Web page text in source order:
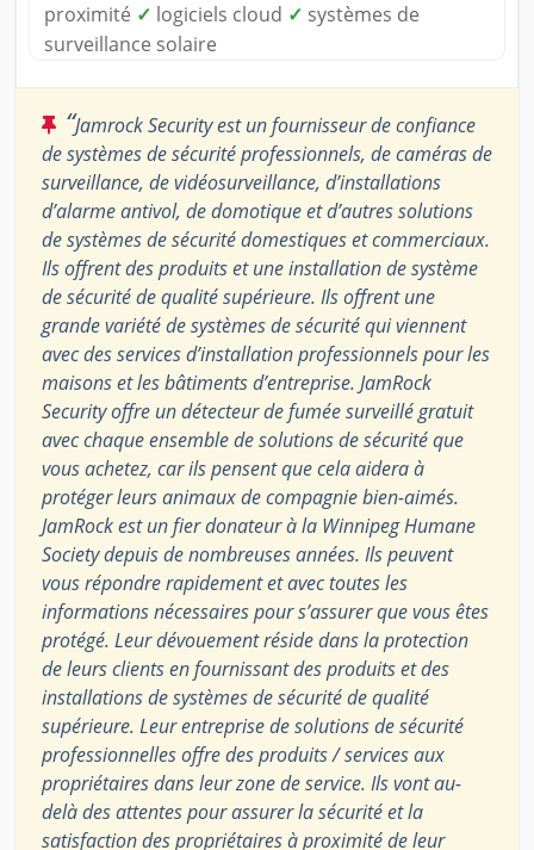
proximité ✓ logiciels cloud ✓ systèmes de
surveillance solaire
“Jamrock Security est un fournisseur de confiance
de systèmes de sécurité professionnels, de caméras de
surveillance, de vidéosurveillance, d’installations
d’alarme antivol, de domotique et d’autres solutions
de systèmes de sécurité domestiques et commerciaux.
Ils offrent des produits et une installation de système
de sécurité de qualité supérieure. Ils offrent une
grande variété de systèmes de sécurité qui viennent
avec des services d’installation professionnels pour les
maisons et les bâtiments d’entreprise. JamRock
Security offre un détecteur de fumée surveillé gratuit
avec chaque ensemble de solutions de sécurité que
vous achetez, car ils pensent que cela aidera à
protéger leurs animaux de compagnie bien-aimés.
JamRock est un fier donateur à la Winnipeg Humane
Society depuis de nombreuses années. Ils peuvent
vous répondre rapidement et avec toutes les
informations nécessaires pour s’assurer que vous êtes
protégé. Leur dévouement réside dans la protection
de leurs clients en fournissant des produits et des
installations de systèmes de sécurité de qualité
supérieure. Leur entreprise de solutions de sécurité
professionnelles offre des produits / services aux
propriétaires dans leur zone de service. Ils vont au-
delà des attentes pour assurer la sécurité et la
satisfaction des propriétaires à proximité de leur